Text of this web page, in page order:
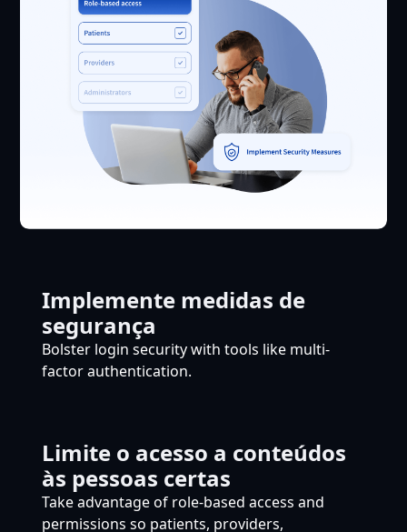
Implemente medidas de
segurança
Bolster login security with tools like multi-
factor authentication.
Limite o acesso a conteúdos
às pessoas certas
Take advantage of role-based access and
permissions so patients, providers,